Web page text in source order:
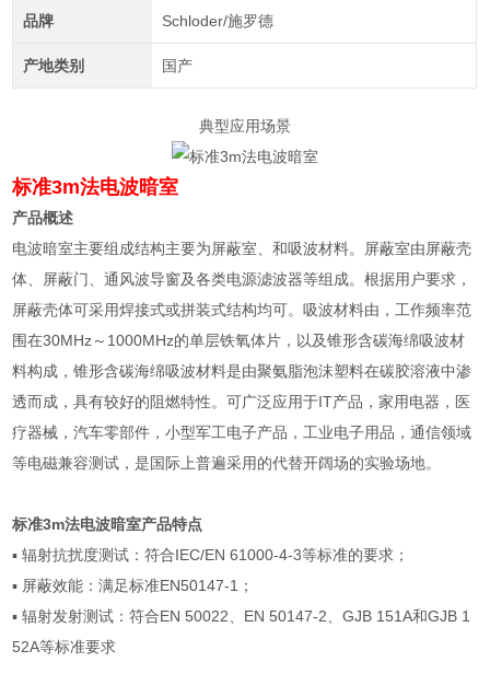
品牌 Schloder/施罗德
产地类别 国产
典型应用场景
标准3m法电波暗室
产品概述
电波暗室主要组成结构主要为屏蔽室、和吸波材料。屏蔽室由屏蔽壳
体、屏蔽门、通风波导窗及各类电源滤波器等组成。根据用户要求，
屏蔽壳体可采用焊接式或拼装式结构均可。吸波材料由，工作频率范
围在30MHz～ 1000MHz的单层铁氧体片，以及锥形含碳海绵吸波材
料构成，锥形含碳海绵吸波材料是由聚氨脂泡沫塑料在碳胶溶液中渗
透而成，具有较好的阻燃特性。可广泛应用于IT产品，家用电器，医
疗器械，汽车零部件，小型军工电子产品，工业电子用品，通信领域
等电磁兼容测试，是国际上普遍采用的代替开阔场的实验场地。
标准3m法电波暗室产品特点
▪ 辐射抗扰度测试：符合IEC/EN 61000-4-3等标准的要求；
▪ 屏蔽效能：满足标准EN50147-1 ；
▪ 辐射发射测试：符合EN 50022 EN 50147-2 、GJB 151A和GJB 1
52A等标准要求